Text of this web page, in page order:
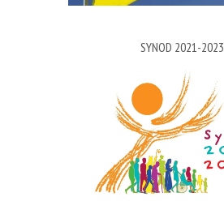
SYNOD 2021-2023